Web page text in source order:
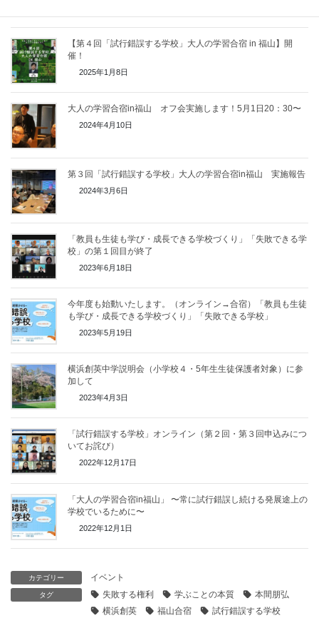
【第４回「試行錯誤する学校」大人の学習合宿 in 福山】開
催！
2025年1月8日
大人の学習合宿in福山 オフ会実施します！5月1日20：30〜
2024年4月10日
第３回「試行錯誤する学校」大人の学習合宿in福山 実施報告
2024年3月6日
「教員も生徒も学び・成長できる学校づくり」「失敗できる学
校」の第１回目が終了
2023年6月18日
今年度も始動いたします。（オンライン→合宿）「教員も生徒
も学び・成長できる学校づくり」「失敗できる学校」
2023年5月19日
横浜創英中学説明会（小学校４・5年生生徒保護者対象）に参
加して
2023年4月3日
「試行錯誤する学校」オンライン（第２回・第３回申込みにつ
いてお詫び）
2022年12月17日
「大人の学習合宿in福山」 〜常に試行錯誤し続ける発展途上の
学校でいるために〜
2022年12月1日
カテゴリー イベント
タグ 失敗する権利 学ぶことの本質
本間朋弘
横浜創英
福山合宿 試行錯誤する学校